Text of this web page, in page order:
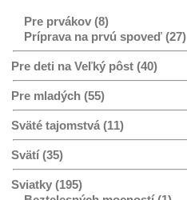
Pre prvákov (8)
Príprava na prvú spoveď (27)
Pre deti na Veľký pôst (40)
Pre mladých (55)
Sväté tajomstvá (11)
Svätí (35)
Sviatky (195)